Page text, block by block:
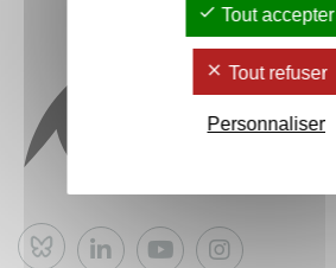
Bluesky
Tout accepter
Tout refuser
Personnaliser